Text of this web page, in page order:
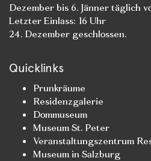
Dezember bis 6. Jänner täglich
Letzter Einlass: 16 Uhr
24. Dezember geschlossen.
Quicklinks
Prunkräume
Residenzgalerie
Dommuseum
Museum St. Peter
Veranstaltungszentrum
Museum in Salzburg